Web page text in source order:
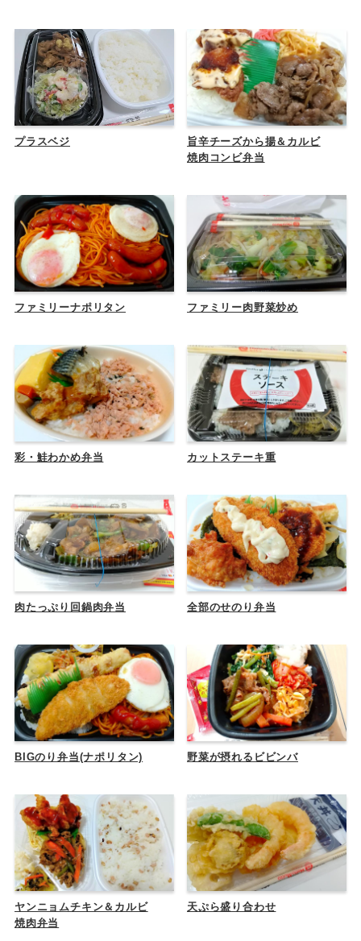
プラスベジ
旨辛チーズから揚＆カルビ
焼肉コンビ弁当
ファミリーナポリタン ファミリー肉野菜炒め
彩・鮭わかめ弁当 カットステーキ重
肉たっぷり回鍋肉弁当 全部のせのり弁当
BIGのり弁当(ナポリタン) 野菜が摂れるビビンバ
ヤンニョムチキン＆カルビ
焼肉弁当
天ぷら盛り合わせ